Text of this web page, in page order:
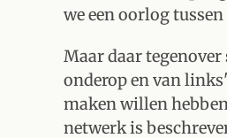
we een oorlog
Maar daar
onderop en van
maken willen
netwerk is